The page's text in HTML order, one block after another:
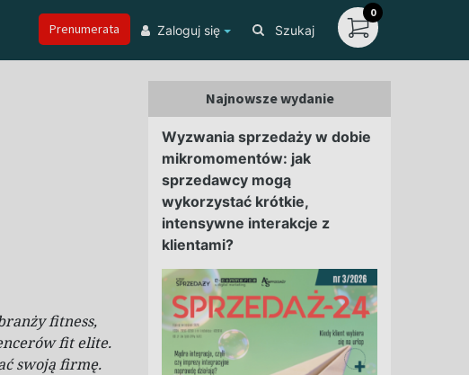
Prenumerata Zaloguj się Szukaj
0
fitness,
fit elite.
swoją firmę.
Najnowsze wydanie
Wyzwania sprzedaży w dobie
mikromomentów: jak
sprzedawcy mogą
wykorzystać krótkie,
intensywne interakcje z
klientami?